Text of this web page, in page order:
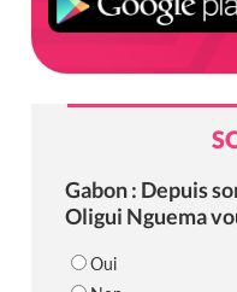
Gabon : Depuis
Oligui Nguema
Oui